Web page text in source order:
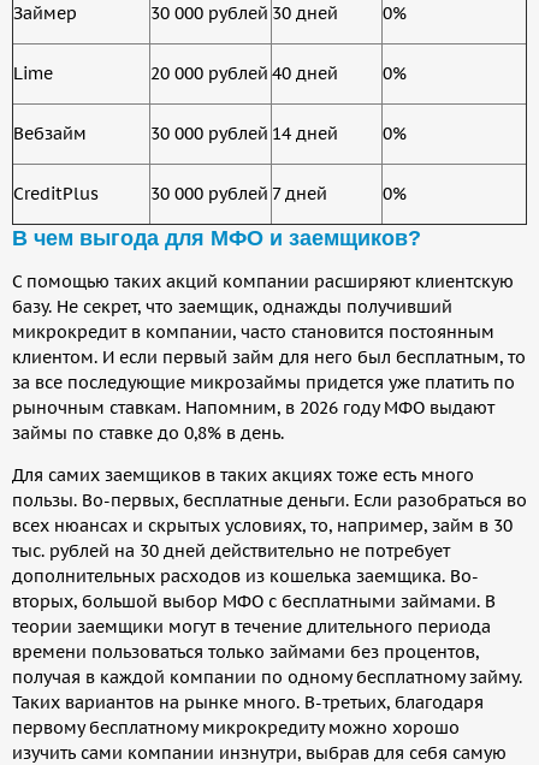
Займер 30 000 рублей 30 дней 0%
Lime 20 000 рублей 40 дней 0%
Вебзайм 30 000 рублей 14 дней 0%
CreditPlus 30 000 рублей 7 дней 0%
В чем выгода для МФО и заемщиков?
С помощью таких акций компании расширяют клиентскую
базу. Не секрет, что заемщик, однажды получивший
микрокредит в компании, часто становится постоянным
клиентом. И если первый займ для него был бесплатным, то
за все последующие микрозаймы придется уже платить по
рыночным ставкам. Напомним, в 2026 году МФО выдают
займы по ставке до 0,8% в день.
Для самих заемщиков в таких акциях тоже есть много
пользы. Во-первых, бесплатные деньги. Если разобраться во
всех нюансах и скрытых условиях, то, например, займ в 30
тыс. рублей на 30 дней действительно не потребует
дополнительных расходов из кошелька заемщика. Во-
вторых, большой выбор МФО с бесплатными займами. В
теории заемщики могут в течение длительного периода
времени пользоваться только займами без процентов,
получая в каждой компании по одному бесплатному займу.
Таких вариантов на рынке много. В-третьих, благодаря
первому бесплатному микрокредиту можно хорошо
изучить сами компании инзнутри, выбрав для себя самую